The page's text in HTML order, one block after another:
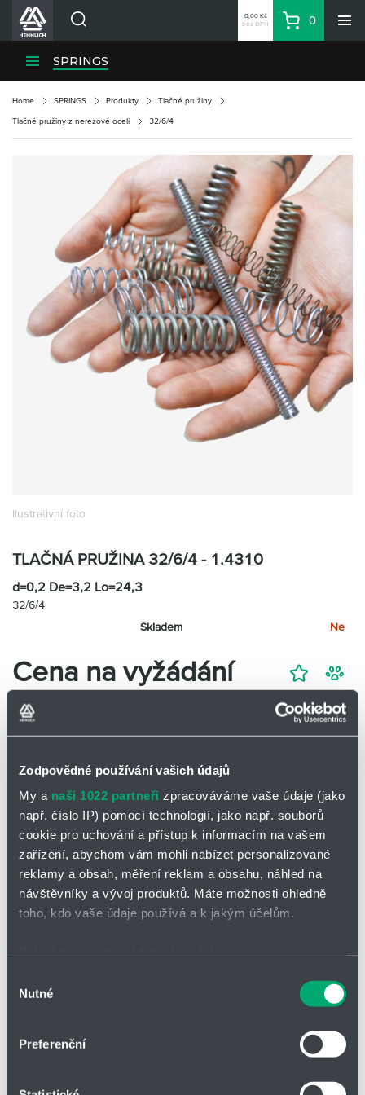
Zodpovědné používání vašich údajů
My a naši 1022 partneři zpracováváme vaše údaje (jako
např. číslo IP) pomocí technologií, jako např. souborů
cookie pro uchování a přístup k informacím na vašem
zařízení, abychom vám mohli nabízet personalizované
reklamy a obsah, měření reklam a obsahu, náhled na
návštěvníky a vývoj produktů. Máte možnosti ohledně
toho, kdo vaše údaje používá a k jakým účelům.
které mohou být přesné na několik metrů
skenování pro konkrétní charakteristiky (otisk prstu)
Zjistěte více o tom, jak zpracováváme vaše osobní
souhlasu
Nutné
Preferenční
Divize HENNLICH
Blog
Přihlásit se
Nákupní seznam
Zone
0,00 Kč
bez DPH
Košík
0
SPRINGS
Home SPRINGS Produkty Tlačné pružiny
Tlačné pružiny z nerezové oceli 32/6/4
Ilustrativní foto
TLAČNÁ PRUŽINA 32/6/4 - 1.4310
d=0,2 De=3,2 Lo=24,3
32/6/4
Skladem
Ne
Cena na vyžádání
Přidat
na
nákupní
seznam
Hlídací
pes
-
zahájit
Vložit do poptávky
Parametry
-d- [mm] 0,20
-De- [mm] 3,20
-D- [mm] 3
2,80